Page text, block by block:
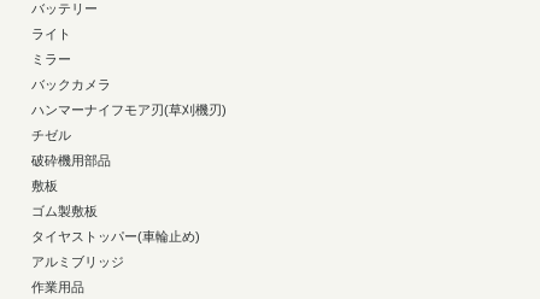
バッテリー
ライト
ミラー
バックカメラ
ハンマーナイフモア刃(草刈機刃)
チゼル
破砕機用部品
敷板
ゴム製敷板
タイヤストッパー(車輪止め)
アルミブリッジ
作業用品